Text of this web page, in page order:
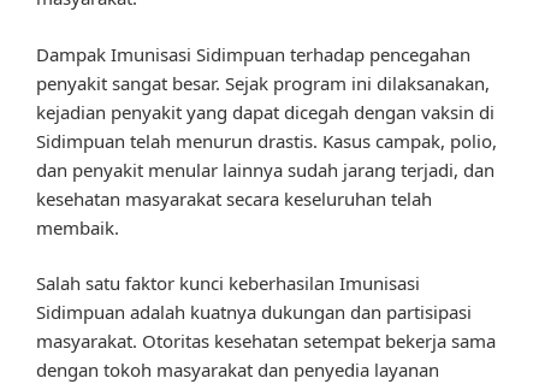
Dampak Imunisasi Sidimpuan terhadap pencegahan
penyakit sangat besar. Sejak program ini dilaksanakan,
kejadian penyakit yang dapat dicegah dengan vaksin di
Sidimpuan telah menurun drastis. Kasus campak, polio,
dan penyakit menular lainnya sudah jarang terjadi, dan
kesehatan masyarakat secara keseluruhan telah
membaik.
Salah satu faktor kunci keberhasilan Imunisasi
Sidimpuan adalah kuatnya dukungan dan partisipasi
masyarakat. Otoritas kesehatan setempat bekerja sama
dengan tokoh masyarakat dan penyedia layanan